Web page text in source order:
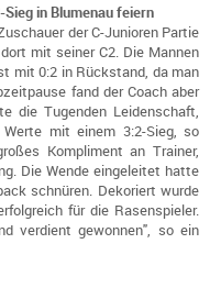
in Blumenau feiern
der C-Junioren Partie
mit seiner C2. Die Mannen
mit 0:2 in Rückstand, da man
fand der Coach aber
die Tugenden Leidenschaft,
mit einem 3:2-Sieg, so
Kompliment an Trainer,
Die Wende eingeleitet hatte
schnüren. Dekoriert wurde
für die Rasenspieler.
verdient gewonnen", so ein